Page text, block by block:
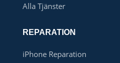
Alla Tjänster
REPARATION
iPhone Reparation